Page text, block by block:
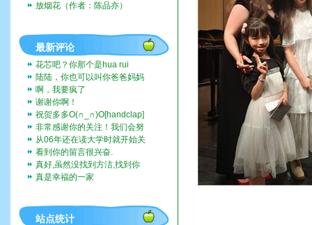
放烟花（作者：陈品亦）
最新评论
花芯吧？你那个是hua rui
陆陆，你也可以叫你爸爸妈妈
带你去啊。挺好玩的。
啊，我要疯了
谢谢你啊！
祝贺多多O(∩_∩)O[handclap]
[flo...
非常感谢你的关注！我们会努
力一直记录下去的。我们也...
从06年还在读大学时就开始关
注这个博客，而现在我也...
看到你的留言很兴奋.
真好,虽然没找到方洁,找到你
们全家福,让人挺兴奋的...
真是幸福的一家
站点统计